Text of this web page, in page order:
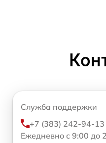
Служба поддержки
+7 (383) 242-94-13
Ежедневно с 9:00 до